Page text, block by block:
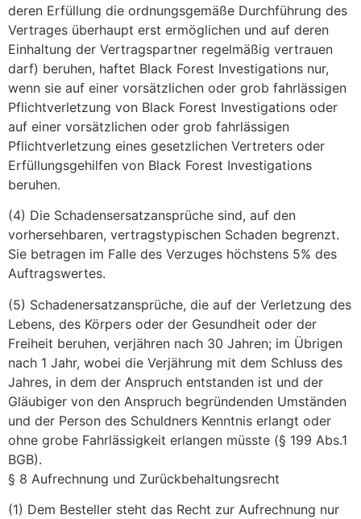
deren Erfüllung die ordnungsgemäße Durchführung des
Vertrages überhaupt erst ermöglichen und auf deren
Einhaltung der Vertragspartner regelmäßig vertrauen
darf) beruhen, haftet Black Forest Investigations nur,
wenn sie auf einer vorsätzlichen oder grob fahrlässigen
Pflichtverletzung von Black Forest Investigations oder
auf einer vorsätzlichen oder grob fahrlässigen
Pflichtverletzung eines gesetzlichen Vertreters oder
Erfüllungsgehilfen von Black Forest Investigations
beruhen.
(4) Die Schadensersatzansprüche sind, auf den
vorhersehbaren, vertragstypischen Schaden begrenzt.
Sie betragen im Falle des Verzuges höchstens 5% des
Auftragswertes.
(5) Schadenersatzansprüche, die auf der Verletzung des
Lebens, des Körpers oder der Gesundheit oder der
Freiheit beruhen, verjähren nach 30 Jahren; im Übrigen
nach 1 Jahr, wobei die Verjährung mit dem Schluss des
Jahres, in dem der Anspruch entstanden ist und der
Gläubiger von den Anspruch begründenden Umständen
und der Person des Schuldners Kenntnis erlangt oder
ohne grobe Fahrlässigkeit erlangen müsste (§ 199 Abs.1
BGB).
§ 8 Aufrechnung und Zurückbehaltungsrecht
(1) Dem Besteller steht das Recht zur Aufrechnung nur